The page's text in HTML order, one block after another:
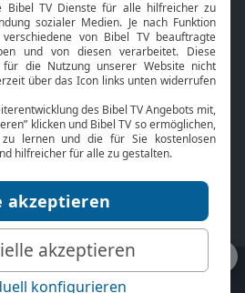
Nächster Gottesdienst
Service
Kontakt
TV-Empfang
Impressum
Datenschutz